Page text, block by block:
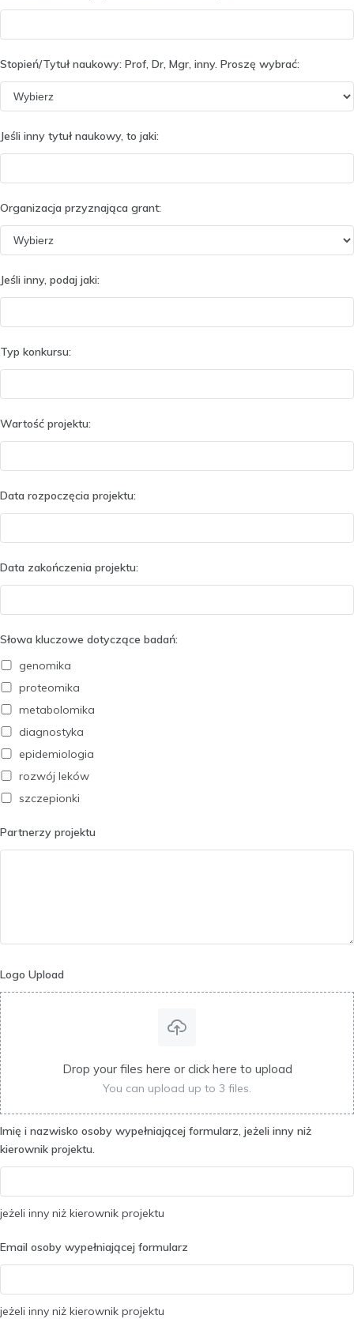
Stopień/Tytuł naukowy: Prof, Dr, Mgr, inny. Proszę wybrać:
Jeśli inny tytuł naukowy, to jaki:
Organizacja przyznająca grant:
Jeśli inny, podaj jaki:
Typ konkursu:
Wartość projektu:
Data rozpoczęcia projektu:
Data zakończenia projektu:
Słowa kluczowe dotyczące badań:
genomika
proteomika
metabolomika
diagnostyka
epidemiologia
rozwój leków
szczepionki
Partnerzy projektu
Logo Upload
Drop your files here or click here to upload
You can upload up to 3 files.
Imię i nazwisko osoby wypełniającej formularz, jeżeli inny niż
kierownik projektu.
jeżeli inny niż kierownik projektu
Email osoby wypełniającej formularz
jeżeli inny niż kierownik projektu